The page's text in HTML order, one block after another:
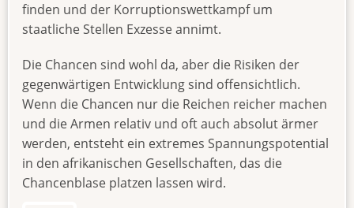
finden und der Korruptionswettkampf um
staatliche Stellen Exzesse annimt.
Die Chancen sind wohl da, aber die Risiken der
gegenwärtigen Entwicklung sind offensichtlich.
Wenn die Chancen nur die Reichen reicher machen
und die Armen relativ und oft auch absolut ärmer
werden, entsteht ein extremes Spannungspotential
in den afrikanischen Gesellschaften, das die
Chancenblase platzen lassen wird.